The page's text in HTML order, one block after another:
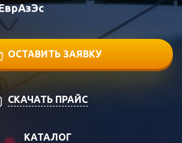
ОСТАВИТЬ ЗАЯВКУ
СКАЧАТЬ ПРАЙС
КАТАЛОГ